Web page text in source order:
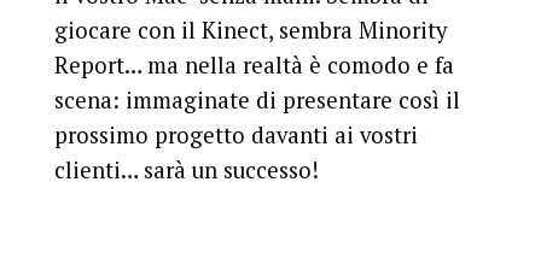
giocare con il Kinect, sembra Minority
Report… ma nella realtà è comodo e fa
scena: immaginate di presentare così il
prossimo progetto davanti ai vostri
clienti… sarà un successo!